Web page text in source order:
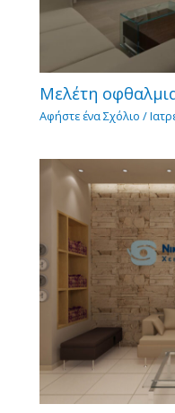
Μελέτη
Αφήστε ένα Σχόλιο /